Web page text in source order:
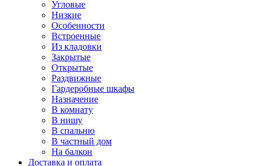
Угловые
Низкие
Особенности
Встроенные
Из кладовки
Закрытые
Открытые
Раздвижные
Гардеробные шкафы
Назначение
В комнату
В нишу
В спальню
В частный дом
На балкон
Доставка и оплата